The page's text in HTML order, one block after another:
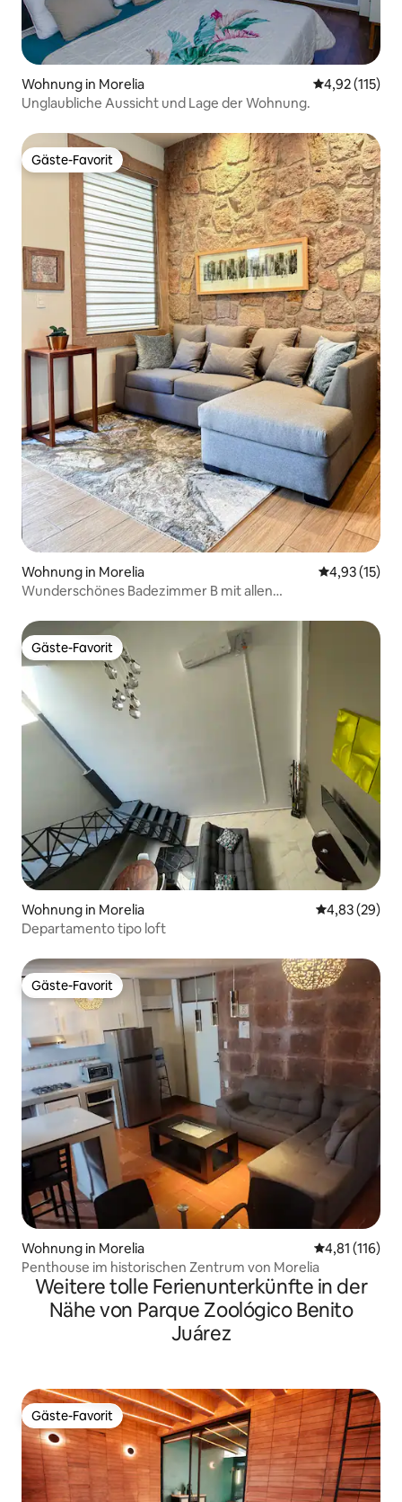
Wohnung in Morelia
4,92 (115)
Unglaubliche Aussicht und Lage der Wohnung.
Gäste-Favorit
Gäste-Favorit
Wohnung in Morelia
4,93 (15)
Wunderschönes Badezimmer B mit allen
Gäste-Favorit
Gäste-Favorit
Wohnung in Morelia
4,83 (29)
Departamento tipo loft
Gäste-Favorit
Gäste-Favorit
Wohnung in Morelia
4,81 (116)
Penthouse im historischen Zentrum von Morelia
Weitere tolle Ferienunterkünfte in der
Nähe von Parque Zoológico Benito
Juárez
Gäste-Favorit
Gäste-Favorit